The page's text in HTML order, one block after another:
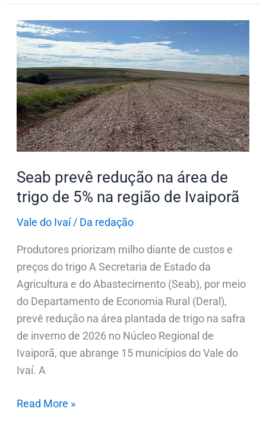
Seab prevê redução na área de
trigo de 5% na região de Ivaiporã
Vale do Ivaí/ Da redação
Produtores priorizam milho diante de custos e
preços do trigo A Secretaria de Estado da
Agricultura e do Abastecimento (Seab), por meio
do Departamento de Economia Rural (Deral),
prevê redução na área plantada de trigo na safra
de inverno de 2026 no Núcleo Regional de
Ivaiporã, que abrange 15 municípios do Vale do
Ivaí. A
Seab
prevê
redução
na
área
de
trigo
de
na
região
de
Read More »